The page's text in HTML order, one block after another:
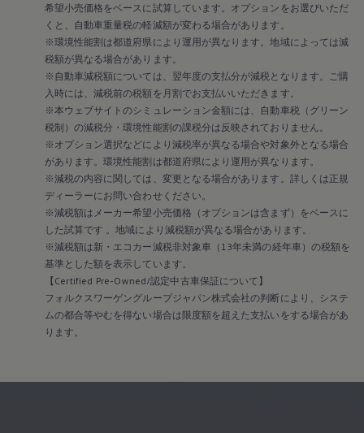
希望小売価格をベースに試算しています。オプションをお選びいただ
くと、自動車重量税の軽減額が変わる場合があります。
※環境性能割は都道府県により運用が異なります。地域によっては減
税額が異なる場合があります。
※自動車減税額については、翌年度の支払分が減税となります。ご購
入時には、減税前の税額を月割でお支払いいただきます。
※本ウェブサイトのシミュレーション金額には、自動車税（グリーン
税制）の減税分・環境性能割の課税分は反映されておりません。
※オプション選択などにより減税率が異なる場合や対象外となる場合
があります。環境性能割は都道府県により運用が異なります。
※減税の内容に関しては、変更となる場合があります。詳しくは正規
ディーラーにお問い合わせください。
※減税額はメーカー希望小売価格（オプションは含まず）をベースに
した試算です 。地域により減税額が異なる場合があります。
※減税額は新・エコカー減税非対象車（13年未満の経年車）の税額を
基準とした額を表示しています。
【Certified Pre-Owned/認定中古車保証について】
フォルクスワーゲングループジャパン株式会社の判断により、システ
ムの都合等やむを得ない場合は限度額を超えた支払いをする場合があ
ります。